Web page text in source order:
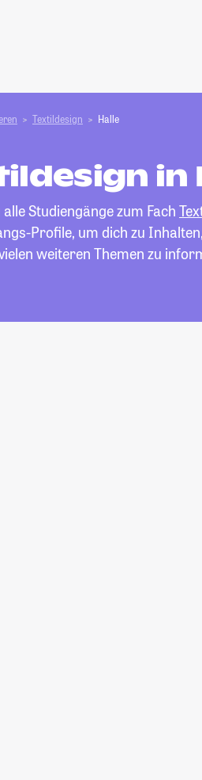
Textildesign Halle
in
Studiengänge zum Fach
Profile, um dich zu
weiteren Themen zu